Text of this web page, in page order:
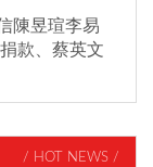
陳昱瑄李易
款、蔡英文
/ HOT NEWS /